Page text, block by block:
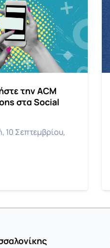
την ACM
στα Social
10 Σεπτεμβρίου,